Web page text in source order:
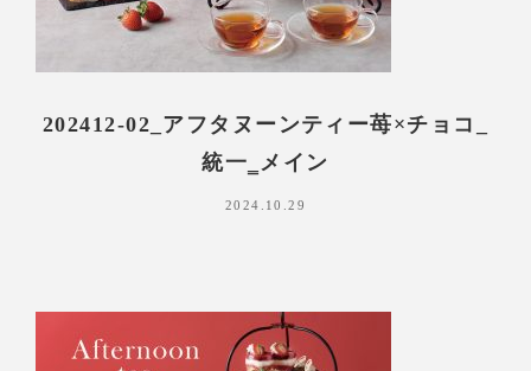
202412-02_アフタヌーンティー苺×チョコ_
統一‗メイン
2024.10.29